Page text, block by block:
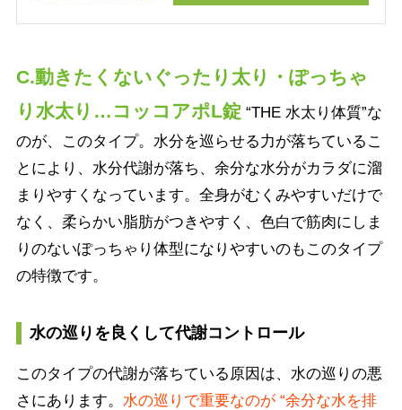
C.動きたくないぐったり太り・ぽっちゃ
り水太り…コッコアポL錠 “THE 水太り体質”な
のが、このタイプ。水分を巡らせる力が落ちているこ
とにより、水分代謝が落ち、余分な水分がカラダに溜
まりやすくなっています。全身がむくみやすいだけで
なく、柔らかい脂肪がつきやすく、色白で筋肉にしま
りのないぽっちゃり体型になりやすいのもこのタイプ
の特徴です。
水の巡りを良くして代謝コントロール
このタイプの代謝が落ちている原因は、水の巡りの悪
さにあります。 水の巡りで重要なのが “余分な水を排